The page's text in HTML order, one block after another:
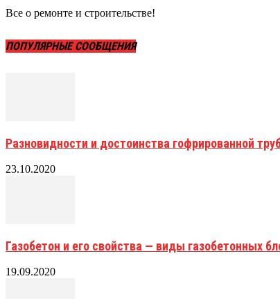
Все о ремонте и строительстве!
ПОПУЛЯРНЫЕ СООБЩЕНИЯ
Разновидности и достоинства гофрированной
23.10.2020
Газобетон и его свойства — виды газобетонных
19.09.2020